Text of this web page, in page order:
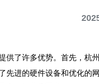
了许多优势。首先，
进的硬件设备和优化